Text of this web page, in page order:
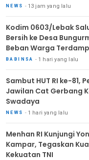
NEWS 13 jam yang lalu
Kodim 0603/Lebak
Bersih ke Desa
Beban Warga
BABINSA 1 hari yang lalu
Sambut HUT RI ke-81,
Jawilan Cat Gerbang
Swadaya
NEWS 1 hari yang lalu
Menhan RI Kunjungi
Kampar, Tegaskan
Kekuatan TNI